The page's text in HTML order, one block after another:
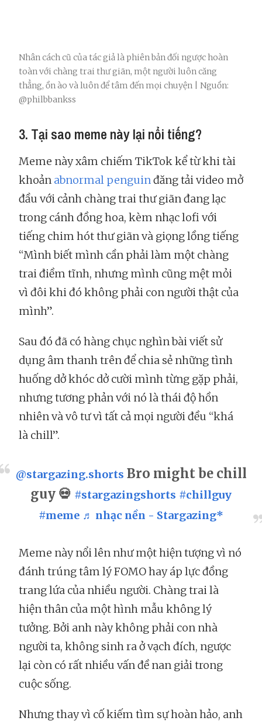
Nhân cách cũ của tác giả là phiên bản đối ngược hoàn
toàn với chàng trai thư giãn, một người luôn căng
thẳng, ồn ào và luôn để tâm đến mọi chuyện | Nguồn:
@philbbankss
3. Tại sao meme này lại nổi tiếng?
Meme này xâm chiếm TikTok kể từ khi tài
khoản abnormal penguinđăng tải video mở
đầu với cảnh chàng trai thư giãn đang lạc
trong cánh đồng hoa, kèm nhạc lofi với
tiếng chim hót thư giãn và giọng lồng tiếng
“Mình biết mình cần phải làm một chàng
trai điềm tĩnh, nhưng mình cũng mệt mỏi
vì đôi khi đó không phải con người thật của
mình”.
Sau đó đã có hàng chục nghìn bài viết sử
dụng âm thanh trên để chia sẻ những tình
huống dở khóc dở cười mình từng gặp phải,
nhưng tương phản với nó là thái độ hồn
nhiên và vô tư vì tất cả mọi người đều “khá
là chill”.
@stargazing.shorts Bro might be chill
guy 💀 #stargazingshorts #chillguy
#meme ♬ nhạc nền - Stargazing*
Meme này nổi lên như một hiện tượng vì nó
đánh trúng tâm lý FOMO hay áp lực đồng
trang lứa của nhiều người. Chàng trai là
hiện thân của một hình mẫu không lý
tưởng. Bởi anh này không phải con nhà
người ta, không sinh ra ở vạch đích, ngược
lại còn có rất nhiều vấn đề nan giải trong
cuộc sống.
Nhưng thay vì cố kiếm tìm sự hoàn hảo, anh